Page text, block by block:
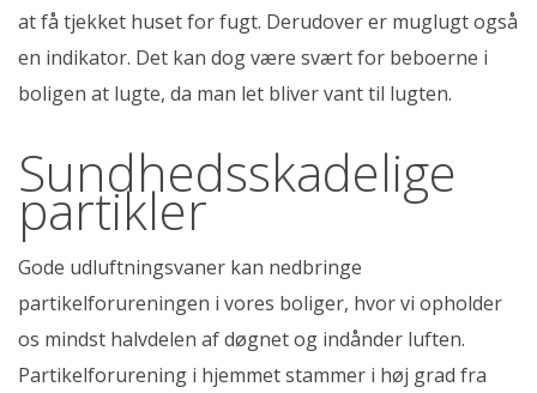
at få tjekket huset for fugt. Derudover er muglugt også
en indikator. Det kan dog være svært for beboerne i
boligen at lugte, da man let bliver vant til lugten.
Sundhedsskadelige
partikler
Gode udluftningsvaner kan nedbringe
partikelforureningen i vores boliger, hvor vi opholder
os mindst halvdelen af døgnet og indånder luften.
Partikelforurening i hjemmet stammer i høj grad fra